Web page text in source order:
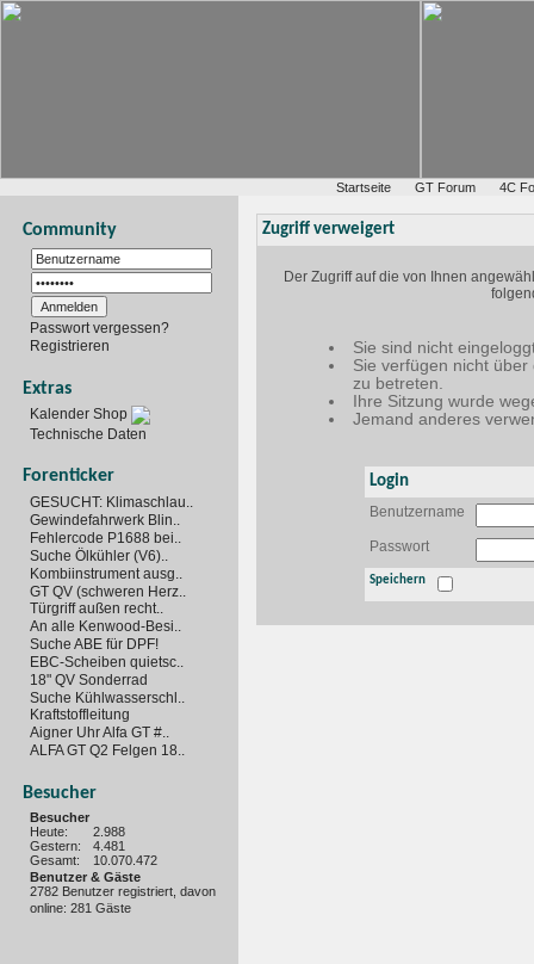
Startseite GT Forum 4C
Community
Passwort vergessen?
Registrieren
Extras
Kalender Shop
Technische Daten
Forenticker
GESUCHT: Klimaschlau..
Gewindefahrwerk Blin..
Fehlercode P1688 bei..
Suche Ölkühler (V6)..
Kombiinstrument ausg..
GT QV (schweren Herz..
Türgriff außen recht..
An alle Kenwood-Besi..
Suche ABE für DPF!
EBC-Scheiben quietsc..
18" QV Sonderrad
Suche Kühlwasserschl..
Kraftstoffleitung
Aigner Uhr Alfa GT #..
ALFA GT Q2 Felgen 18..
Besucher
Besucher
Heute:
2.988
Gestern:
4.481
Gesamt:
10.070.472
Benutzer & Gäste
2782 Benutzer registriert, davon
online: 281 Gäste
Zugriff verweigert
Der Zugriff auf die von Ihnen
Sie sind nicht
Sie verfügen nicht
zu betreten.
Ihre Sitzung wurde
Jemand anderes
Login
Benutzername
Passwort
Speichern